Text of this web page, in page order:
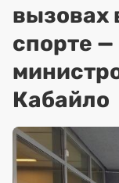
вызовах
спорте
Кабайло